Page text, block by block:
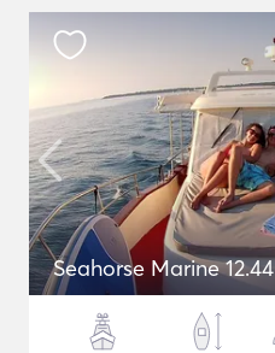
Seahorse Marine 12.44